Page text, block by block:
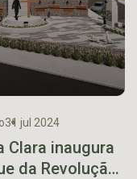
31 jul 2024
Clara inaugura
da Revolução